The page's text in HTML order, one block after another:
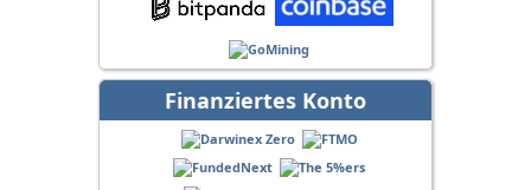
Finanziertes Konto